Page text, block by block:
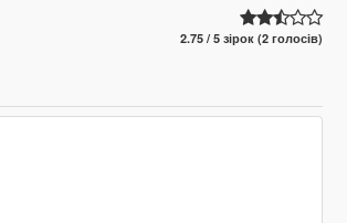
2.75 / 5 зірок (2 голосів)